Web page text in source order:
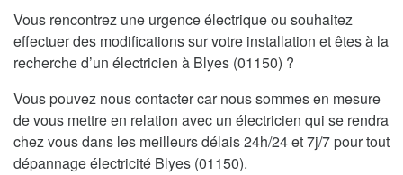
Vous rencontrez une urgence électrique ou souhaitez
effectuer des modifications sur votre installation et êtes à la
recherche d’un électricien à Blyes (01150) ?
Vous pouvez nous contacter car nous sommes en mesure
de vous mettre en relation avec un électricien qui se rendra
chez vous dans les meilleurs délais 24h/24 et 7j/7 pour tout
dépannage électricité Blyes (01150).